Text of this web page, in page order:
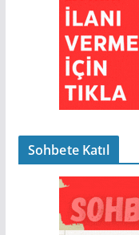
Sohbete Katıl